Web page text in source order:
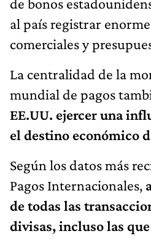
al país registrar
comerciales y
La centralidad de la
mundial de pagos
EE.UU. ejercer una
el destino económico
Según los datos más
Pagos Internacionales,
de todas las
divisas, incluso las